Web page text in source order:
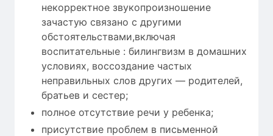
некорректное звукопроизношение
зачастую связано с другими
обстоятельствами,включая
воспитательные : билингвизм в домашних
условиях, воссоздание частых
неправильных слов других — родителей,
братьев и сестер;
полное отсутствие речи у ребенка;
присутствие проблем в письменной